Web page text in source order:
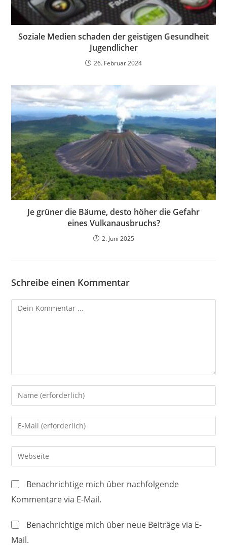
Soziale Medien schaden der geistigen Gesundheit
Jugendlicher
26. Februar 2024
Je grüner die Bäume, desto höher die Gefahr
eines Vulkanausbruchs?
2. Juni 2025
Schreibe einen Kommentar
Kommentieren
Gib
deinen
Namen
oder
zum
ein
Gib
deine
E-
Mail-
zum
Kommentieren
Gib
deine
Website-
URL
ein
Benachrichtige mich über nachfolgende
Kommentare via E-Mail.
Benachrichtige mich über neue Beiträge via E-
Mail.